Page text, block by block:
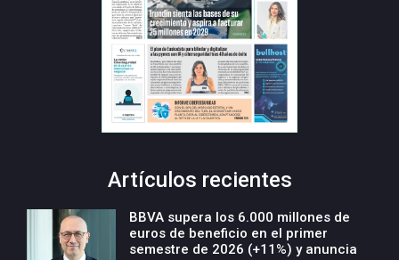
Artículos recientes
BBVA supera los 6.000 millones de
euros de beneficio en el primer
semestre de 2026 (+11%) y anuncia